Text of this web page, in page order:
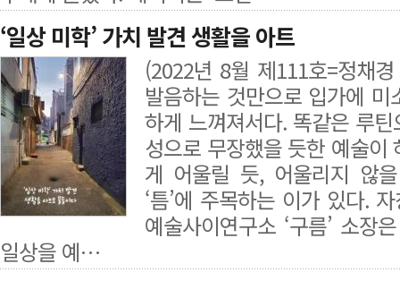
‘일상 미학’ 가치 발견 생활을 아트
(2022년 8월 제111호=정채
발음하는 것만으로 입가에
하게 느껴져서다. 똑같은 루
성으로 무장했을 듯한 예술이
게 어울릴 듯, 어울리지 않
‘틈’에 주목하는 이가 있다.
예술사이연구소 ‘구름’ 소장
일상을 예…